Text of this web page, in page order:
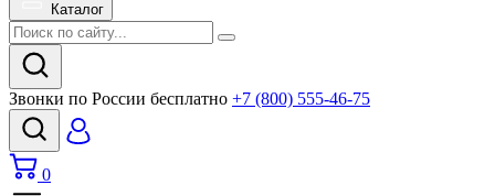
Каталог
Звонки по России бесплатно +7 (800) 555-46-75
0